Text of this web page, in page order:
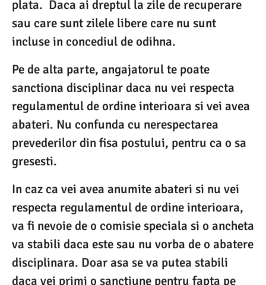
plata. Daca ai dreptul la zile de recuperare
sau care sunt zilele libere care nu sunt
incluse in concediul de odihna.
Pe de alta parte, angajatorul te poate
sanctiona disciplinar daca nu vei respecta
regulamentul de ordine interioara si vei avea
abateri. Nu confunda cu nerespectarea
prevederilor din fisa postului, pentru ca o sa
gresesti.
In caz ca vei avea anumite abateri si nu vei
respecta regulamentul de ordine interioara,
va fi nevoie de o comisie speciala si o ancheta
va stabili daca este sau nu vorba de o abatere
disciplinara. Doar asa se va putea stabili
daca vei primi o sanctiune pentru fapta pe